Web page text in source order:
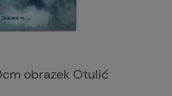
obrazek Otulić